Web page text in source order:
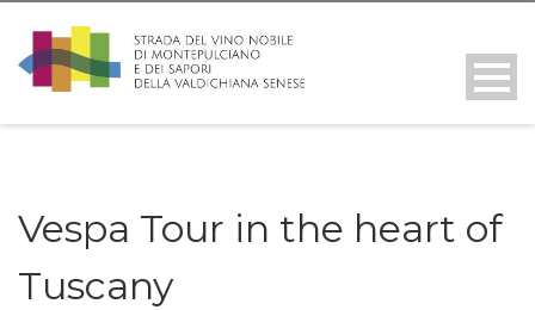
Vespa Tour in the heart of
Tuscany